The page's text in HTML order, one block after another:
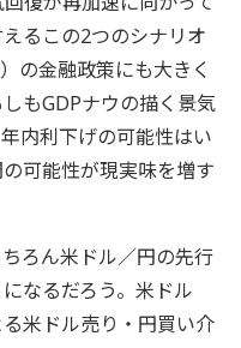
るこの2つのシナリオ
の金融政策にも大きく
もGDPナウの描く景気
内利下げの可能性はい
可能性が現実味を増す
ろん米ドル／円の先行
なるだろう。米ドル
米ドル売り・円買い介